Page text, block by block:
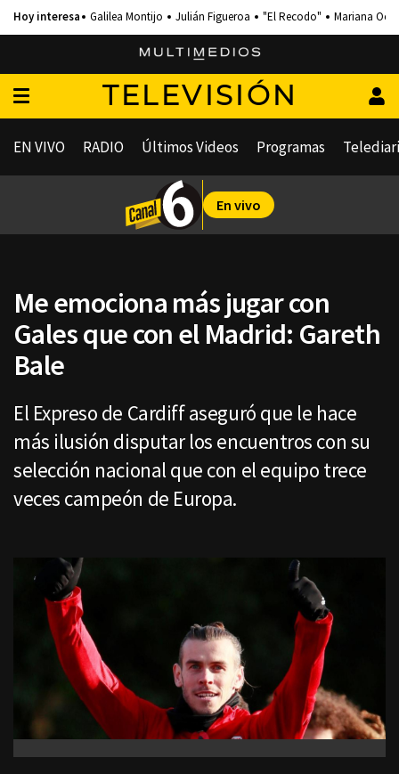
Galilea Montijo Julián Figueroa "El Recodo" Mariana
TELEVISIÓN
EN VIVO RADIO Últimos Videos Programas
En vivo
Me emociona más jugar con
Gales que con el Madrid: Gareth
Bale
El Expreso de Cardiff aseguró que le hace
más ilusión disputar los encuentros con su
selección nacional que con el equipo trece
veces campeón de Europa.